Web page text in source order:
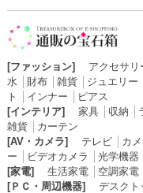
[ファッション] アクセサリ
水
財布│ 雑貨│ ジュエリー
ト
インナー
ピアス
[インテリア]
家具│ 収納
雑貨│ カーテン
[AV・カメラ]
テレビ│ カ
ー
ビデオカメラ
光学機器
[家電]
生活家電│ 空調家電│
[ＰＣ・周辺機器]
デスクト